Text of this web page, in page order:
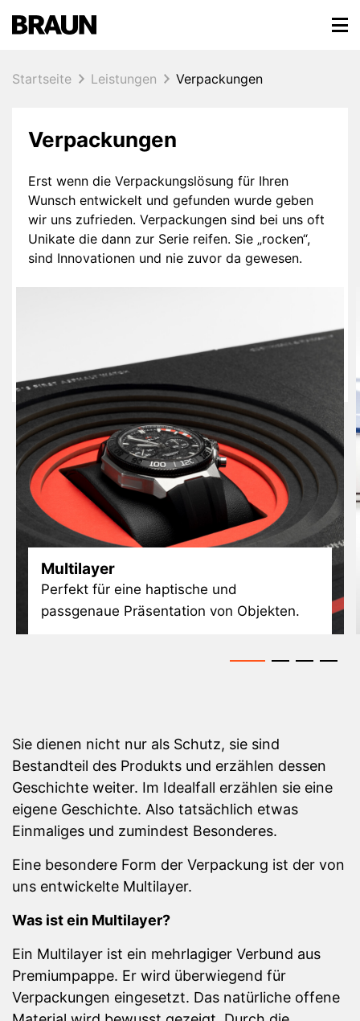
Startseite Leistungen Verpackungen
Verpackungen
Erst wenn die Verpackungslösung für Ihren
Wunsch entwickelt und gefunden wurde geben
wir uns zufrieden. Verpackungen sind bei uns oft
Unikate die dann zur Serie reifen. Sie „rocken“,
sind Innovationen und nie zuvor da gewesen.
Multilayer
Perfekt für eine haptische und
passgenaue Präsentation von Objekten.
Sie dienen nicht nur als Schutz, sie sind
Bestandteil des Produkts und erzählen dessen
Geschichte weiter. Im Idealfall erzählen sie eine
eigene Geschichte. Also tatsächlich etwas
Einmaliges und zumindest Besonderes.
Eine besondere Form der Verpackung ist der von
uns entwickelte Multilayer.
Was ist ein Multilayer?
Ein Multilayer ist ein mehrlagiger Verbund aus
Premiumpappe. Er wird überwiegend für
Verpackungen eingesetzt. Das natürliche offene